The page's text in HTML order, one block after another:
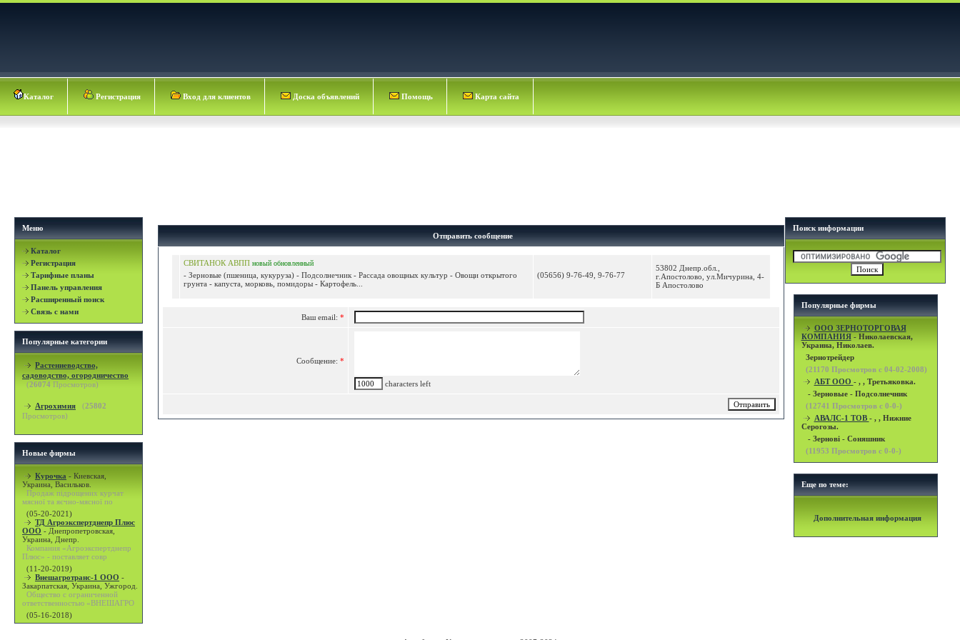
Каталог Регистрация Вход для клиентов Доска объявлений Помощь Карта сайта
Меню
Каталог
Регистрация
Тарифные планы
Панель управления
Расширенный поиск
Связь с нами
Популярные категории
Растениеводство,
садоводство, огородничество
(26074 Просмотров)
Агрохимия (25802
Просмотров)
Новые фирмы
Курочка - Киевская,
Украина, Васильков.
Продаж підрощених курчат
мясної та яєчно-мясної по
(05-20-2021)
ТД Агроэкспертднепр Плюс
ООО - Днепропетровская,
Украина, Днепр.
Компания «Агроэкспертднепр
Плюс» - поставляет совр
(11-20-2019)
Внешагротранс-1 ООО -
Закарпатская, Украина, Ужгород.
Общество с ограниченной
ответственностью «ВНЕШАГРО
(05-16-2018)
Отправить сообщение
СВИТАНОК АВПП новый обновленный
- Зерновые (пшеница, кукуруза) - Подсолнечник - Рассада овощных культур - Овощи открытого
грунта - капуста, морковь, помидоры - Картофель...
(05656) 9-76-49, 9-76-77
53802 Днепр.обл.,
г.Апостолово, ул.Мичурина, 4-
Б Апостолово
Ваш email: *
Сообщение: *
characters left
Поиск информации
Популярные фирмы
OOO ЗЕРНОТОРГОВАЯ
КОМПАНИЯ- Николаевская,
Украина, Николаев.
Зернотрейдер
(21170 Просмотров с 04-02-2008)
АБТ ООО - , , Третьяковка.
- Зерновые - Подсолнечник
(12741 Просмотров с 0-0-)
АВАЛС-1 ТОВ - , , Нижние
Серогозы.
- Зернові - Соняшник
(11953 Просмотров с 0-0-)
Еще по теме:
Дополнительная информация